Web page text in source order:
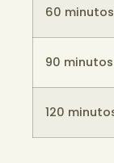
60 minutos
90 minutos
120